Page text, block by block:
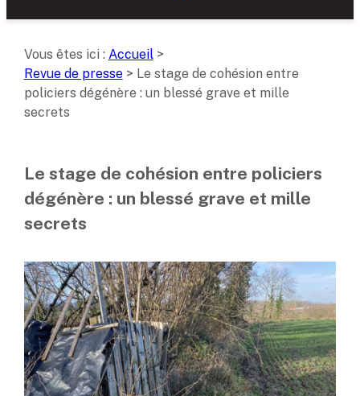
Vous êtes ici : Accueil>
Revue de presse> Le stage de cohésion entre
policiers dégénère : un blessé grave et mille
secrets
Le stage de cohésion entre policiers
dégénère : un blessé grave et mille
secrets